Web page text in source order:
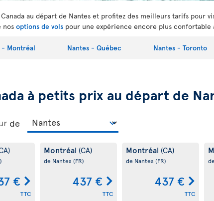
au départ de Nantes et profitez des meilleurs tarifs pour
nos options de vols pour une expérience encore plus confortable
- Montréal Nantes - Québec Nantes - Toronto
à petits prix au départ de
de
€
TTC
Montréal (CA)
de Nantes (FR)
437 €
TTC
Montréal (CA)
de Nantes (FR)
437 €
TTC